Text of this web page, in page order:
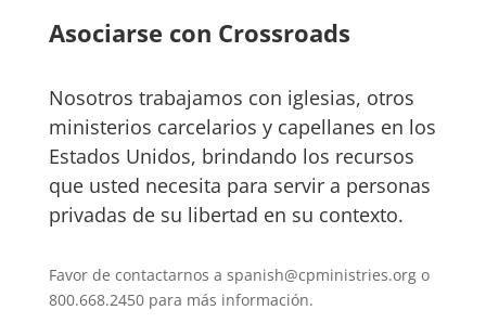
Asociarse con Crossroads
Nosotros trabajamos con iglesias, otros
ministerios carcelarios y capellanes en los
Estados Unidos, brindando los recursos
que usted necesita para servir a personas
privadas de su libertad en su contexto.
Favor de contactarnos a spanish@cpministries.orgo
800.668.2450 para más información.